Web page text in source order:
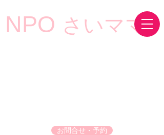
NPO さいママ
お問合せ・予約